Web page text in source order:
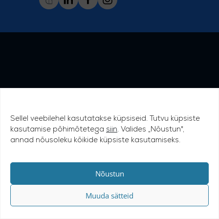
Sellel veebilehel kasutatakse küpsiseid. Tutvu küpsiste
kasutamise põhimõtetega siin. Valides „Nõustun",
annad nõusoleku kõikide küpsiste kasutamiseks.
Nõustun
Muuda sätteid